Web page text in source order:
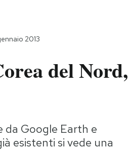
2013
del Nord,
da Google Earth e
esistenti si vede una